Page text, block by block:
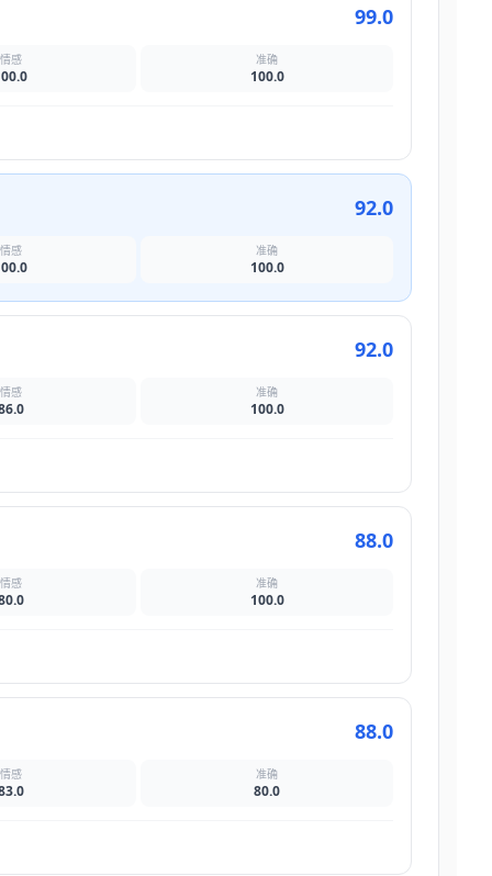
99.0
情感 准确
100.0
92.0
情感 准确
100.0
92.0
情感 准确
100.0
88.0
情感 准确
100.0
88.0
情感 准确
80.0